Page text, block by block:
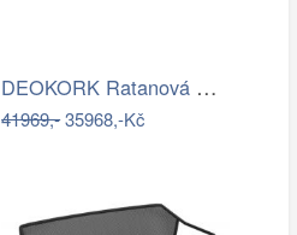
DEOKORK Ratanová modulová sestava…
41969,-35968,-Kč